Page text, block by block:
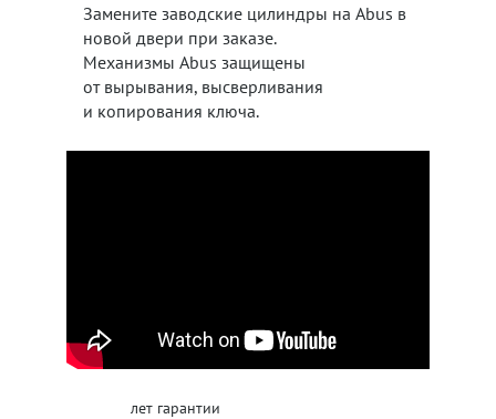
Замените заводские цилиндры на Abus в
новой двери при заказе.
Механизмы Abus защищены
от вырывания, высверливания
и копирования ключа.
лет гарантии